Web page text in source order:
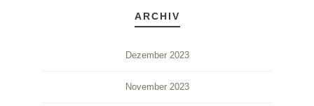
ARCHIV
Dezember 2023
November 2023